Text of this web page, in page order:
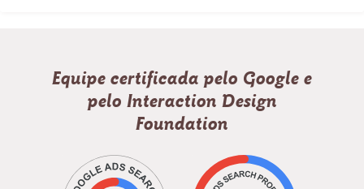
Equipe certificada pelo Google e
pelo Interaction Design
Foundation